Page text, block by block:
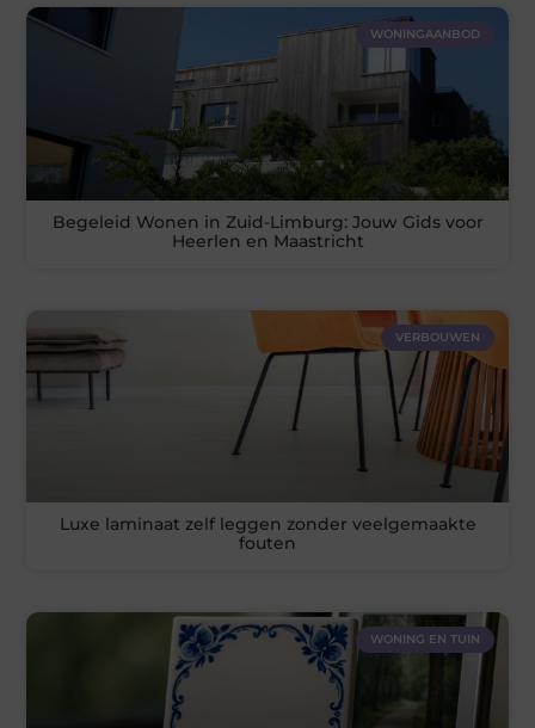
WONINGAANBOD
Begeleid Wonen in Zuid-Limburg: Jouw Gids voor
Heerlen en Maastricht
VERBOUWEN
Luxe laminaat zelf leggen zonder veelgemaakte
fouten
WONING EN TUIN